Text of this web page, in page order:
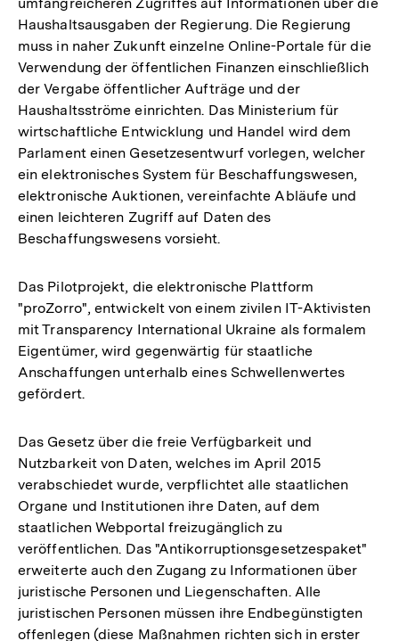
Haushaltsausgaben der Regierung. Die Regierung
muss in naher Zukunft einzelne Online-Portale für die
Verwendung der öffentlichen Finanzen einschließlich
der Vergabe öffentlicher Aufträge und der
Haushaltsströme einrichten. Das Ministerium für
wirtschaftliche Entwicklung und Handel wird dem
Parlament einen Gesetzesentwurf vorlegen, welcher
ein elektronisches System für Beschaffungswesen,
elektronische Auktionen, vereinfachte Abläufe und
einen leichteren Zugriff auf Daten des
Beschaffungswesens vorsieht.
Das Pilotprojekt, die elektronische Plattform
"proZorro", entwickelt von einem zivilen IT-Aktivisten
mit Transparency International Ukraine als formalem
Eigentümer, wird gegenwärtig für staatliche
Anschaffungen unterhalb eines Schwellenwertes
gefördert.
Das Gesetz über die freie Verfügbarkeit und
Nutzbarkeit von Daten, welches im April 2015
verabschiedet wurde, verpflichtet alle staatlichen
Organe und Institutionen ihre Daten, auf dem
staatlichen Webportal freizugänglich zu
veröffentlichen. Das "Antikorruptionsgesetzespaket"
erweiterte auch den Zugang zu Informationen über
juristische Personen und Liegenschaften. Alle
juristischen Personen müssen ihre Endbegünstigten
offenlegen (diese Maßnahmen richten sich in erster